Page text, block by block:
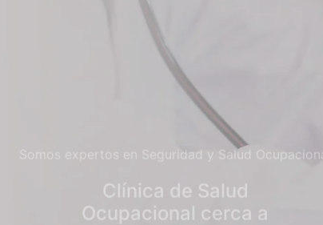
Somos expertos en Seguridad y Salud Ocupacional
Ocupacional cerca a
Yantalo